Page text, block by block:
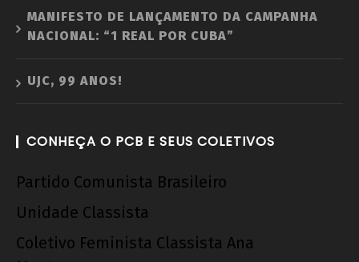
MANIFESTO DE LANÇAMENTO DA CAMPANHA
NACIONAL: “1 REAL POR CUBA”
UJC, 99 ANOS!
CONHEÇA O PCB E SEUS COLETIVOS
Partido Comunista Brasileiro
Unidade Classista
Coletivo Feminista Classista Ana